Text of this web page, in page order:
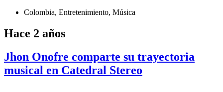
Colombia, Entretenimiento, Música
Hace 2 años
Jhon Onofre comparte su trayectoria
musical en Catedral Stereo